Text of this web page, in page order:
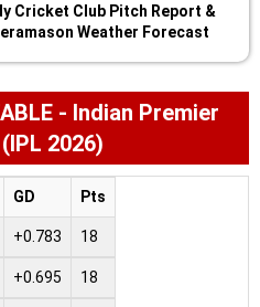
Cricket Club Pitch Report &
Weather Forecast
- Indian Premier
2026)
GD Pts
+0.783 18
+0.695 18